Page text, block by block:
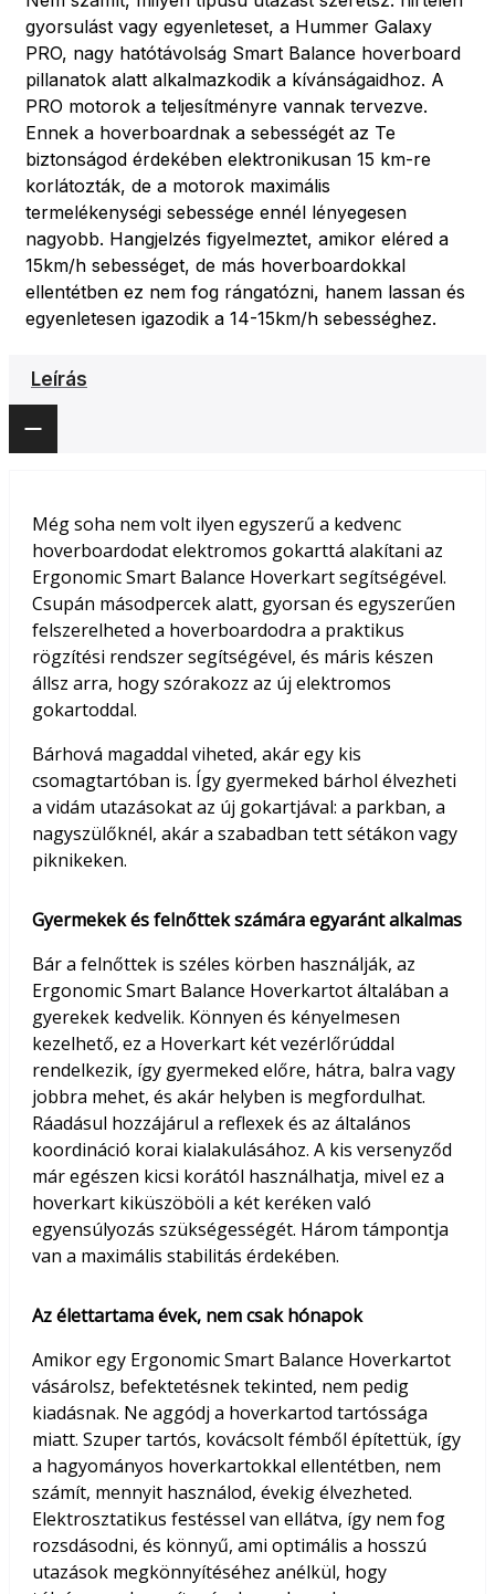
gyorsulást vagy egyenleteset, a Hummer Galaxy
PRO, nagy hatótávolság Smart Balance hoverboard
pillanatok alatt alkalmazkodik a kívánságaidhoz. A
PRO motorok a teljesítményre vannak tervezve.
Ennek a hoverboardnak a sebességét az Te
biztonságod érdekében elektronikusan 15 km-re
korlátozták, de a motorok maximális
termelékenységi sebessége ennél lényegesen
nagyobb. Hangjelzés figyelmeztet, amikor eléred a
15km/h sebességet, de más hoverboardokkal
ellentétben ez nem fog rángatózni, hanem lassan és
egyenletesen igazodik a 14-15km/h sebességhez.
Leírás
Még soha nem volt ilyen egyszerű a kedvenc
hoverboardodat elektromos gokarttá alakítani az
Ergonomic Smart Balance Hoverkart segítségével.
Csupán másodpercek alatt, gyorsan és egyszerűen
felszerelheted a hoverboardodra a praktikus
rögzítési rendszer segítségével, és máris készen
állsz arra, hogy szórakozz az új elektromos
gokartoddal.
Bárhová magaddal viheted, akár egy kis
csomagtartóban is. Így gyermeked bárhol élvezheti
a vidám utazásokat az új gokartjával: a parkban, a
nagyszülőknél, akár a szabadban tett sétákon vagy
piknikeken.
Gyermekek és felnőttek számára egyaránt alkalmas
Bár a felnőttek is széles körben használják, az
Ergonomic Smart Balance Hoverkartot általában a
gyerekek kedvelik. Könnyen és kényelmesen
kezelhető, ez a Hoverkart két vezérlőrúddal
rendelkezik, így gyermeked előre, hátra, balra vagy
jobbra mehet, és akár helyben is megfordulhat.
Ráadásul hozzájárul a reflexek és az általános
koordináció korai kialakulásához. A kis versenyződ
már egészen kicsi korától használhatja, mivel ez a
hoverkart kiküszöböli a két keréken való
egyensúlyozás szükségességét. Három támpontja
van a maximális stabilitás érdekében.
Az élettartama évek, nem csak hónapok
Amikor egy Ergonomic Smart Balance Hoverkartot
vásárolsz, befektetésnek tekinted, nem pedig
kiadásnak. Ne aggódj a hoverkartod tartóssága
miatt. Szuper tartós, kovácsolt fémből építettük, így
a hagyományos hoverkartokkal ellentétben, nem
számít, mennyit használod, évekig élvezheted.
Elektrosztatikus festéssel van ellátva, így nem fog
rozsdásodni, és könnyű, ami optimális a hosszú
utazások megkönnyítéséhez anélkül, hogy